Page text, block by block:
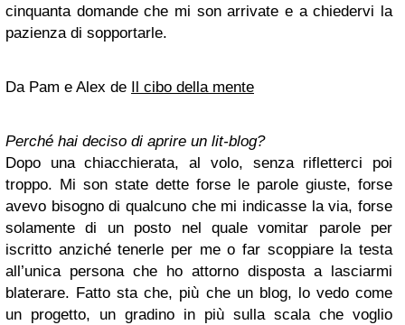
cinquanta domande che mi son arrivate e a chiedervi la
pazienza di sopportarle.
Da Pam e Alex de Il cibo della mente
Perché hai deciso di aprire un lit-blog?
Dopo una chiacchierata, al volo, senza rifletterci poi
troppo. Mi son state dette forse le parole giuste, forse
avevo bisogno di qualcuno che mi indicasse la via, forse
solamente di un posto nel quale vomitar parole per
iscritto anziché tenerle per me o far scoppiare la testa
all’unica persona che ho attorno disposta a lasciarmi
blaterare. Fatto sta che, più che un blog, lo vedo come
un progetto, un gradino in più sulla scala che voglio